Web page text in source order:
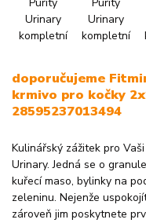
doporučujeme
krmivo pro kočky
28595237013494
Kulinářský zážitek pro
Urinary. Jedná se o
kuřecí maso, bylinky na
zeleninu. Nejenže
zároveň jim poskytnete